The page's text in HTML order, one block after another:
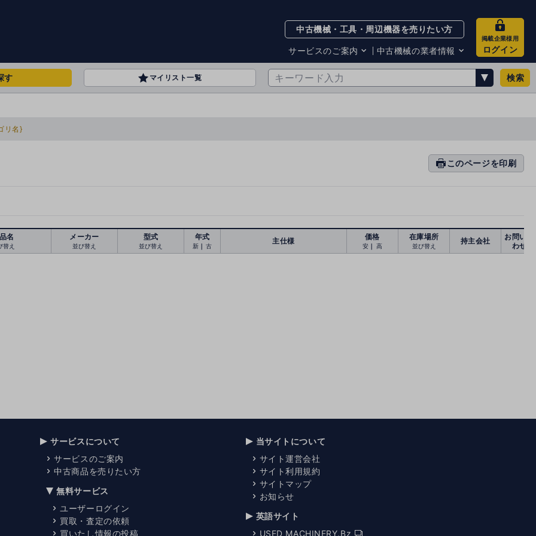
中古機械・工具・周辺機器を売りたい方
サービスのご案内
サービスのご案内
お知らせ
中古機械の業者情報
買取・査定業者リスト
掲載企業様用
ログイン
す マイリスト一覧 検索
リ名}
prin このページを印刷
名
替え
メーカー
並び替え
型式
並び替え
年式
新｜古
主仕様 価格
安 ｜ 高
在庫場所
並び替え
持主会社
お問い合
わせ
サービスについて
サービスのご案内
中古商品を売りたい方
無料サービス
ユーザーログイン
買取・査定の依頼
買いたし情報の投稿
当サイトについて
サイト運営会社
サイト利用規約
サイトマップ
お知らせ
英語サイト
USED MACHINERY.Bz